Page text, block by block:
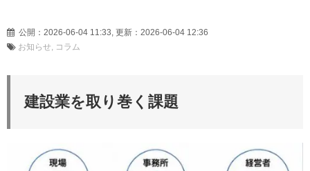
公開：2026-06-04 11:33, 更新：2026-06-04 12:36
お知らせ
コラム
建設業を取り巻く課題